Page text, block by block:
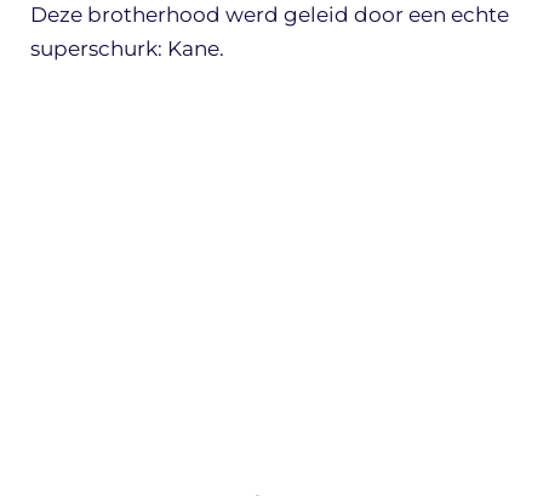
Deze brotherhood werd geleid door een echte
superschurk: Kane.